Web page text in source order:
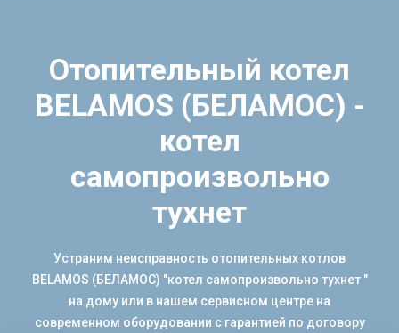
Отопительный котел
BELAMOS (БЕЛАМОС) -
котел
самопроизвольно
тухнет
Устраним неисправность отопительных котлов
BELAMOS (БЕЛАМОС) "котел самопроизвольно тухнет "
на дому или в нашем сервисном центре на
современном оборудовании с гарантией по договору